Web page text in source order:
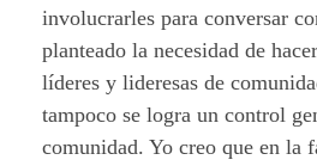
involucrarles para conversar
planteado la necesidad de
líderes y lideresas de
tampoco se logra un control
comunidad. Yo creo que en la